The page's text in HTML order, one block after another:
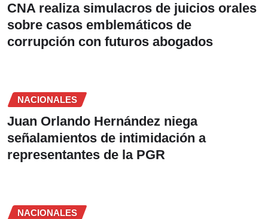
CNA realiza simulacros de juicios orales
sobre casos emblemáticos de
corrupción con futuros abogados
NACIONALES
Juan Orlando Hernández niega
señalamientos de intimidación a
representantes de la PGR
NACIONALES